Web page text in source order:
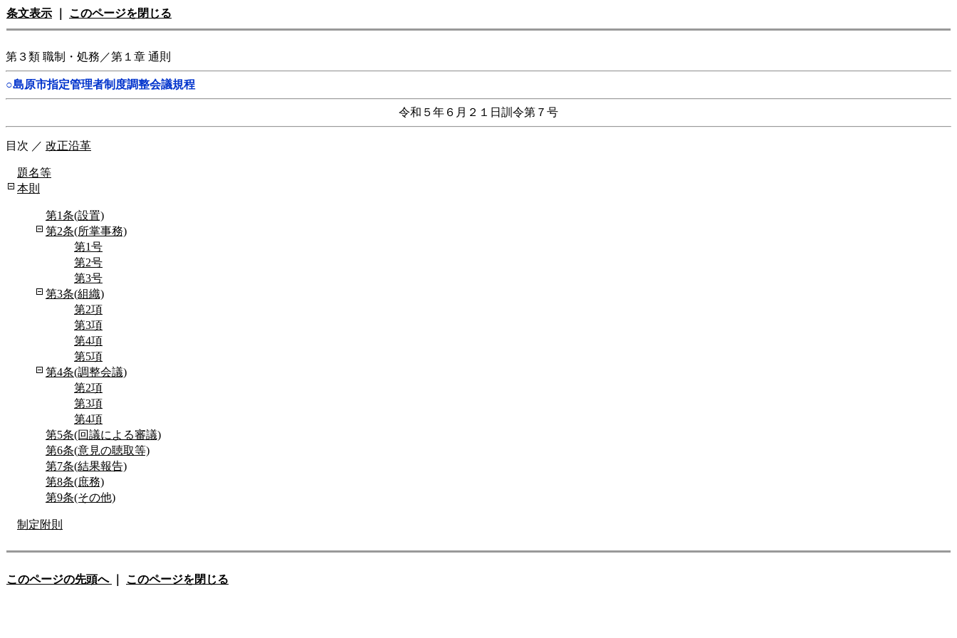
条文表示 このページを閉じる
第３類 職制・処務／第１章 通則
○島原市指定管理者制度調整会議規程
令和５年６月２１日訓令第７号
目次 ／ 改正沿革
題名等
本則
第1条(設置)
第2条(所掌事務)
第1号
第2号
第3号
第3条(組織)
第2項
第3項
第4項
第5項
第4条(調整会議)
第2項
第3項
第4項
第5条(回議による審議)
第6条(意見の聴取等)
第7条(結果報告)
第8条(庶務)
第9条(その他)
制定附則
このページの先頭へ このページを閉じる